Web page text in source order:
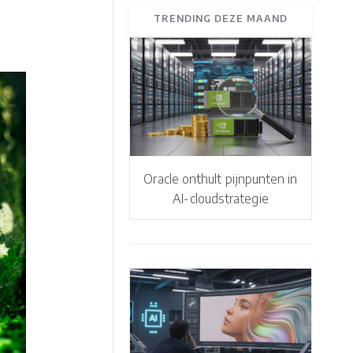
TRENDING DEZE MAAND
Oracle onthult pijnpunten in
AI-cloudstrategie